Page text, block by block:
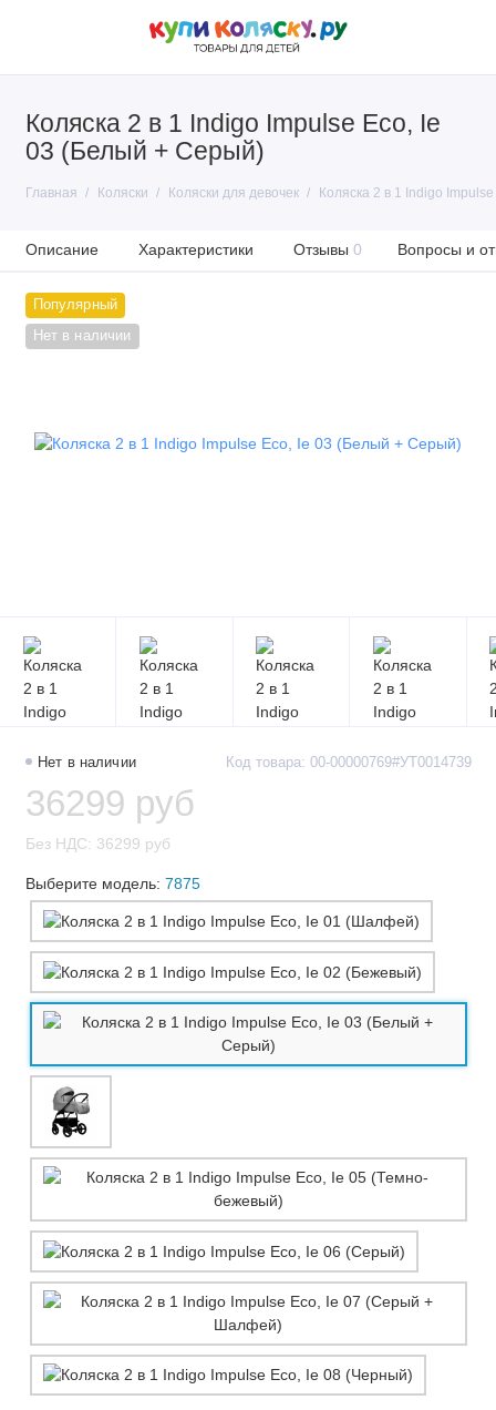
Коляска 2 в 1 Indigo Impulse Eco, Ie
03 (Белый + Серый)
Главная Коляски Коляски для девочек Коляска 2 в 1 Indigo
Описание Характеристики Отзывы 0 Вопросы и
Популярный
Нет в наличии
Нет в наличии Код товара: 00-00000769#УТ0014739
36299 руб
Без НДС: 36299 руб
Выберите модель: 7875